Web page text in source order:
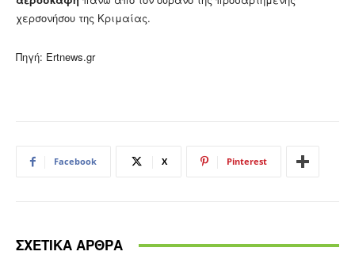
χερσονήσου της Κριμαίας.
Πηγή: Ertnews.gr
Facebook X Pinterest
ΣΧΕΤΙΚΑ ΑΡΘΡΑ